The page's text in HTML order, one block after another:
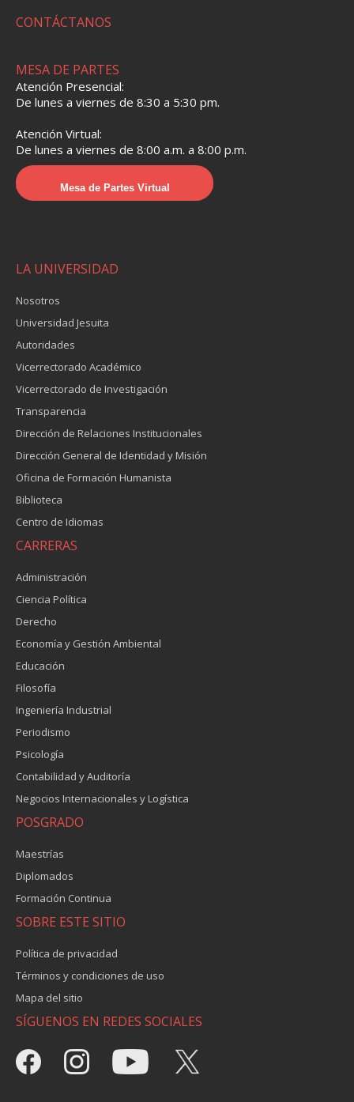
CONTÁCTANOS
MESA DE PARTES
Atención Presencial:
De lunes a viernes de 8:30 a 5:30 pm.
Atención Virtual:
De lunes a viernes de 8:00 a.m. a 8:00 p.m.
Mesa de Partes Virtual
LA UNIVERSIDAD
Nosotros
Universidad Jesuita
Autoridades
Vicerrectorado Académico
Vicerrectorado de Investigación
Transparencia
Dirección de Relaciones Institucionales
Dirección General de Identidad y Misión
Oficina de Formación Humanista
Biblioteca
Centro de Idiomas
CARRERAS
Administración
Ciencia Política
Derecho
Economía y Gestión Ambiental
Educación
Filosofía
Ingeniería Industrial
Periodismo
Psicología
Contabilidad y Auditoría
Negocios Internacionales y Logística
POSGRADO
Maestrías
Diplomados
Formación Continua
SOBRE ESTE SITIO
Política de privacidad
Términos y condiciones de uso
Mapa del sitio
SÍGUENOS EN REDES SOCIALES